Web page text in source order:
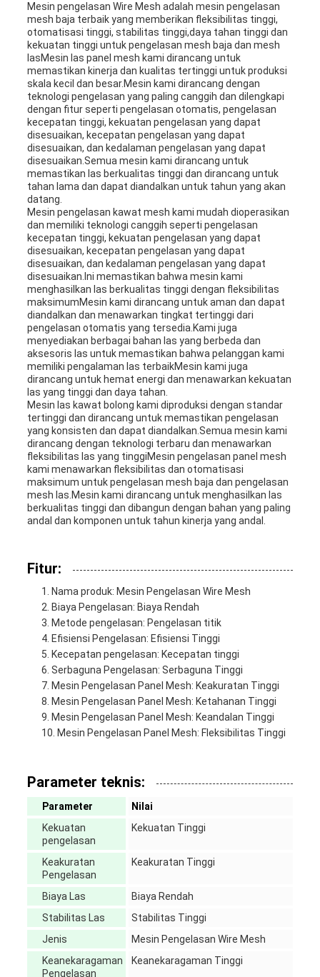
Mesin pengelasan Wire Mesh adalah mesin pengelasan
mesh baja terbaik yang memberikan fleksibilitas tinggi,
otomatisasi tinggi, stabilitas tinggi,daya tahan tinggi dan
kekuatan tinggi untuk pengelasan mesh baja dan mesh
lasMesin las panel mesh kami dirancang untuk
memastikan kinerja dan kualitas tertinggi untuk produksi
skala kecil dan besar.Mesin kami dirancang dengan
teknologi pengelasan yang paling canggih dan dilengkapi
dengan fitur seperti pengelasan otomatis, pengelasan
kecepatan tinggi, kekuatan pengelasan yang dapat
disesuaikan, kecepatan pengelasan yang dapat
disesuaikan, dan kedalaman pengelasan yang dapat
disesuaikan.Semua mesin kami dirancang untuk
memastikan las berkualitas tinggi dan dirancang untuk
tahan lama dan dapat diandalkan untuk tahun yang akan
datang.
Mesin pengelasan kawat mesh kami mudah dioperasikan
dan memiliki teknologi canggih seperti pengelasan
kecepatan tinggi, kekuatan pengelasan yang dapat
disesuaikan, kecepatan pengelasan yang dapat
disesuaikan, dan kedalaman pengelasan yang dapat
disesuaikan.Ini memastikan bahwa mesin kami
menghasilkan las berkualitas tinggi dengan fleksibilitas
maksimumMesin kami dirancang untuk aman dan dapat
diandalkan dan menawarkan tingkat tertinggi dari
pengelasan otomatis yang tersedia.Kami juga
menyediakan berbagai bahan las yang berbeda dan
aksesoris las untuk memastikan bahwa pelanggan kami
memiliki pengalaman las terbaikMesin kami juga
dirancang untuk hemat energi dan menawarkan kekuatan
las yang tinggi dan daya tahan.
Mesin las kawat bolong kami diproduksi dengan standar
tertinggi dan dirancang untuk memastikan pengelasan
yang konsisten dan dapat diandalkan.Semua mesin kami
dirancang dengan teknologi terbaru dan menawarkan
fleksibilitas las yang tinggiMesin pengelasan panel mesh
kami menawarkan fleksibilitas dan otomatisasi
maksimum untuk pengelasan mesh baja dan pengelasan
mesh las.Mesin kami dirancang untuk menghasilkan las
berkualitas tinggi dan dibangun dengan bahan yang paling
andal dan komponen untuk tahun kinerja yang andal.
Fitur:
Nama produk: Mesin Pengelasan Wire Mesh
Biaya Pengelasan: Biaya Rendah
Metode pengelasan: Pengelasan titik
Efisiensi Pengelasan: Efisiensi Tinggi
Kecepatan pengelasan: Kecepatan tinggi
Serbaguna Pengelasan: Serbaguna Tinggi
Mesin Pengelasan Panel Mesh: Keakuratan Tinggi
Mesin Pengelasan Panel Mesh: Ketahanan Tinggi
Mesin Pengelasan Panel Mesh: Keandalan Tinggi
Mesin Pengelasan Panel Mesh: Fleksibilitas Tinggi
Parameter teknis:
Parameter
Nilai
Kekuatan
pengelasan
Kekuatan Tinggi
Keakuratan
Pengelasan
Keakuratan Tinggi
Biaya Las
Biaya Rendah
Stabilitas Las
Stabilitas Tinggi
Jenis
Mesin Pengelasan Wire Mesh
Keanekaragaman
Pengelasan
Keanekaragaman Tinggi